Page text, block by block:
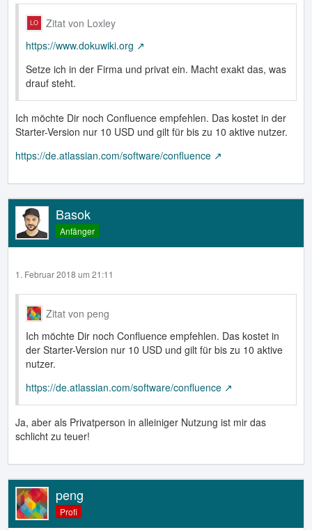
Zitat von Loxley
https://www.dokuwiki.org
Setze ich in der Firma und privat ein. Macht exakt das, was
drauf steht.
Ich möchte Dir noch Confluence empfehlen. Das kostet in der
Starter-Version nur 10 USD und gilt für bis zu 10 aktive nutzer.
https://de.atlassian.com/software/confluence
Basok
Anfänger
1. Februar 2018 um 21:11
Zitat von peng
Ich möchte Dir noch Confluence empfehlen. Das kostet in
der Starter-Version nur 10 USD und gilt für bis zu 10 aktive
nutzer.
https://de.atlassian.com/software/confluence
Ja, aber als Privatperson in alleiniger Nutzung ist mir das
schlicht zu teuer!
peng
Profi